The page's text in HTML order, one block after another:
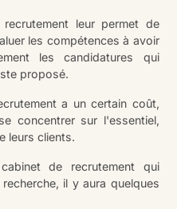
leur permet de
les compétences à avoir
les candidatures qui
proposé.
a un certain coût,
concentrer sur l'essentiel,
leurs clients.
de recrutement qui
il y aura quelques